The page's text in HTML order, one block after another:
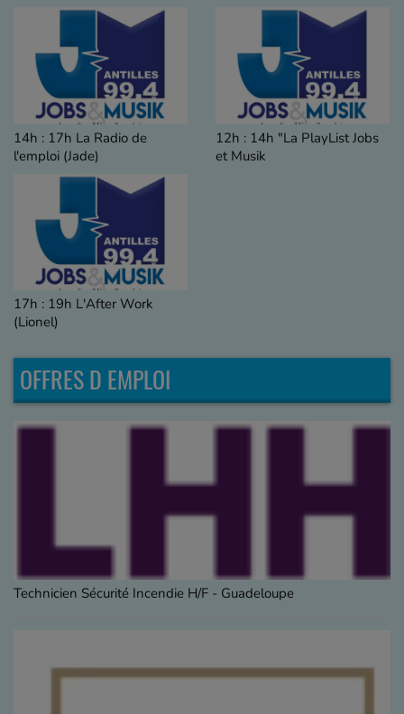
14h : 17h La Radio de
l'emploi (Jade)
12h : 14h "La PlayList Jobs
et Musik
17h : 19h L'After Work
(Lionel)
OFFRES D EMPLOI
Technicien Sécurité Incendie H/F - Guadeloupe